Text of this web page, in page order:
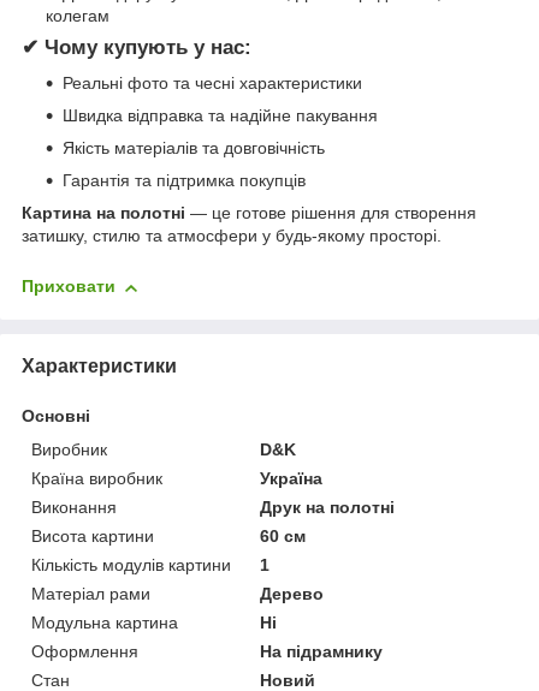
колегам
✔ Чому купують у нас:
Реальні фото та чесні характеристики
Швидка відправка та надійне пакування
Якість матеріалів та довговічність
Гарантія та підтримка покупців
Картина на полотні — це готове рішення для створення
затишку, стилю та атмосфери у будь-якому просторі.
Приховати
Характеристики
Основні
Виробник
D&K
Країна виробник
Україна
Виконання
Друк на полотні
Висота картини
60 см
Кількість модулів картини
1
Матеріал рами
Дерево
Модульна картина
Ні
Оформлення
На підрамнику
Стан
Новий